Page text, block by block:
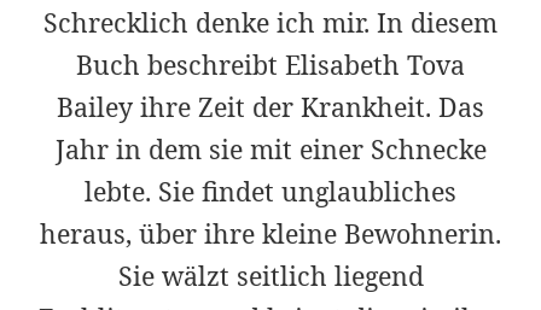
Schrecklich denke ich mir. In diesem
Buch beschreibt Elisabeth Tova
Bailey ihre Zeit der Krankheit. Das
Jahr in dem sie mit einer Schnecke
lebte. Sie findet unglaubliches
heraus, über ihre kleine Bewohnerin.
Sie wälzt seitlich liegend